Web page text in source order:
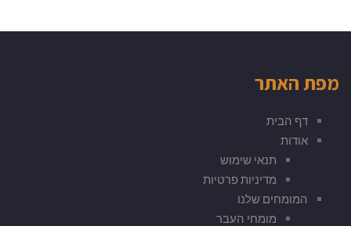
מפת האתר
דף הבית
אודות
תנאי שימוש
מדיניות פרטיות
המומחים שלנו
מומחי העבר